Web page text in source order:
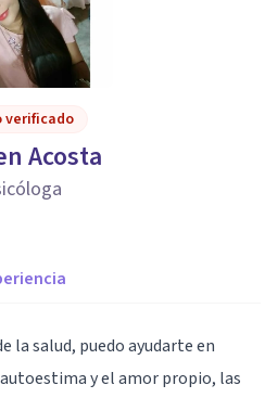
verificado
Acosta
la salud, puedo ayudarte en
y el amor propio, las